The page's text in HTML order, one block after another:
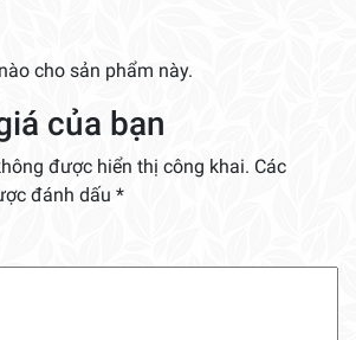
cho sản phẩm này.
của bạn
được hiển thị công khai. Các
đánh dấu *